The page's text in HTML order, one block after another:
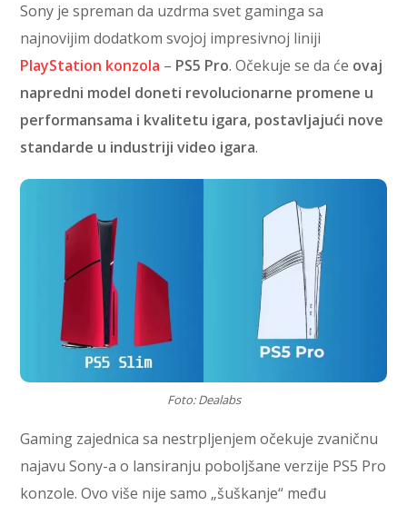
Sony je spreman da uzdrma svet gaminga sa
najnovijim dodatkom svojoj impresivnoj liniji
PlayStation konzola – PS5 Pro. Očekuje se da će ovaj
napredni model doneti revolucionarne promene u
performansama i kvalitetu igara, postavljajući nove
standarde u industriji video igara.
Foto: Dealabs
Gaming zajednica sa nestrpljenjem očekuje zvaničnu
najavu Sony-a o lansiranju poboljšane verzije PS5 Pro
konzole. Ovo više nije samo „šuškanje“ među